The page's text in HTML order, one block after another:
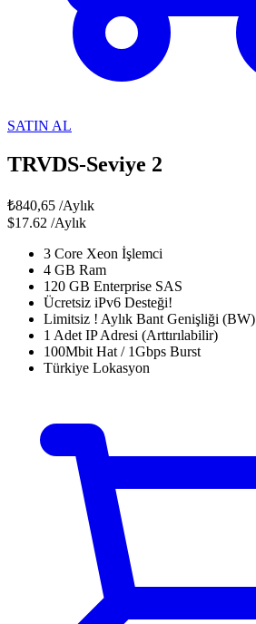
SATIN AL
TRVDS-Seviye 2
₺840,65 /Aylık
$17.62 /Aylık
3 Core Xeon İşlemci
4 GB Ram
120 GB Enterprise SAS
Ücretsiz iPv6 Desteği!
Limitsiz ! Aylık Bant Genişliği (BW)
1 Adet IP Adresi (Arttırılabilir)
100Mbit Hat / 1Gbps Burst
Türkiye Lokasyon